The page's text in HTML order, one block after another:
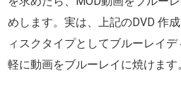
めします。実は、上記のDVD 作
ィスクタイプとしてブルーレイ
軽に動画をブルーレイに焼けます